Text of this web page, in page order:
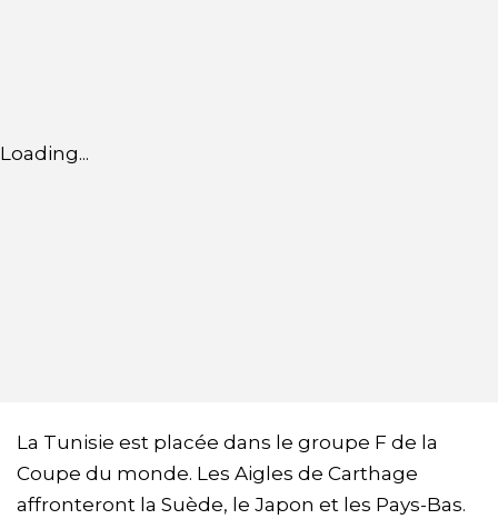
Loading...
La Tunisie est placée dans le groupe F de la
Coupe du monde. Les Aigles de Carthage
affronteront la Suède, le Japon et les Pays-Bas.